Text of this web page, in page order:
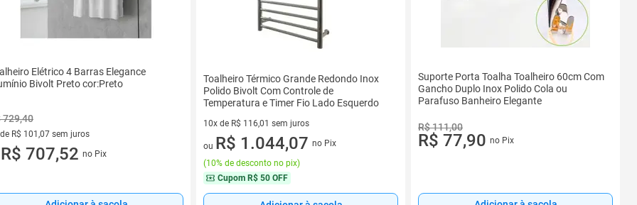
Elétrico 4 Barras Elegance
Bivolt Preto cor:Preto
729,40
R$ 101,07 sem juros
de R$ 101,07 sem juros
R$ 707,52 no Pix
Toalheiro Térmico Grande Redondo Inox
Polido Bivolt Com Controle de
Temperatura e Timer Fio Lado Esquerdo
10x de R$ 116,01 sem juros
10 vez de R$ 116,01 sem juros
ou R$ 1.044,07 no Pix
(10% de desconto no pix)
Cupom R$ 50 OFF
Suporte Porta Toalha Toalheiro 60cm Com
Gancho Duplo Inox Polido Cola ou
Parafuso Banheiro Elegante
R$ 111,00
R$ 77,90 no Pix